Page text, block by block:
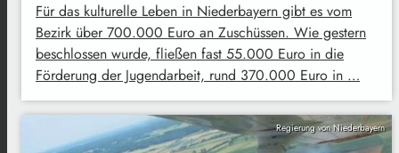
Für das kulturelle Leben in Niederbayern gibt es vom
Bezirk über 700.000 Euro an Zuschüssen. Wie gestern
beschlossen wurde, fließen fast 55.000 Euro in die
Förderung der Jugendarbeit, rund 370.000 Euro in …
Regierung von Niederbayern